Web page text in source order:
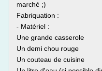
marché ;)
Fabriquation :
- Matériel :
Une grande casserole
Un demi chou rouge
Un couteau de cuisine